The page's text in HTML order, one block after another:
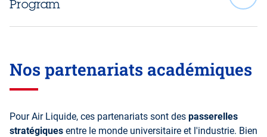
En savoir plus sur ce programme
Program
Nos partenariats académiques
Pour Air Liquide, ces partenariats sont des passerelles
stratégiques entre le monde universitaire et l'industrie. Bien